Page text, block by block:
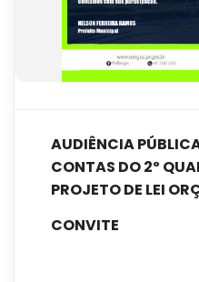
AUDIÊNCIA
CONTAS DO 2º
PROJETO DE LEI
CONVITE